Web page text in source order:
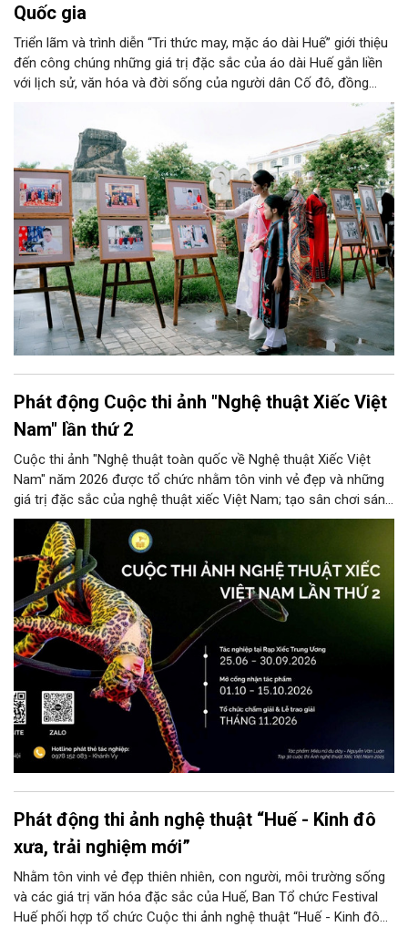
Quốc gia
Triển lãm và trình diễn “Tri thức may, mặc áo dài Huế” giới thiệu
đến công chúng những giá trị đặc sắc của áo dài Huế gắn liền
với lịch sử, văn hóa và đời sống của người dân Cố đô, đồng
thời góp phần quảng bá hình ảnh Huế - Kinh đô Áo dài Việt
Phát động Cuộc thi ảnh "Nghệ thuật Xiếc Việt
Nam" lần thứ 2
Cuộc thi ảnh "Nghệ thuật toàn quốc về Nghệ thuật Xiếc Việt
Nam" năm 2026 được tổ chức nhằm tôn vinh vẻ đẹp và những
giá trị đặc sắc của nghệ thuật xiếc Việt Nam; tạo sân chơi sáng
tạo cho các nhiếp ảnh gia chuyên và không chuyên, đồng thời
góp phần quảng bá hình ảnh nghệ thuật xiếc đến đông đảo
công chúng trong nước và quốc tế.
Phát động thi ảnh nghệ thuật “Huế - Kinh đô
xưa, trải nghiệm mới”
Nhằm tôn vinh vẻ đẹp thiên nhiên, con người, môi trường sống
và các giá trị văn hóa đặc sắc của Huế, Ban Tổ chức Festival
Huế phối hợp tổ chức Cuộc thi ảnh nghệ thuật “Huế - Kinh đô